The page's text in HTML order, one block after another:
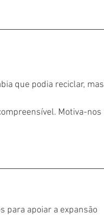
que podia reciclar, mas
Motiva-nos
para apoiar a expansão